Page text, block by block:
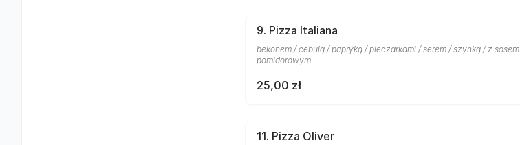
9. Pizza Italiana
bekonem / cebulą / papryką / pieczarkami / serem / szynką / z sosem
pomidorowym
25,00 zł
11. Pizza Oliver